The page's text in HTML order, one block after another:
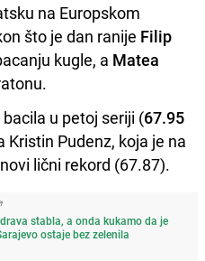
na Europskom
što je dan ranije Filip
kugle, a Matea
u petoj seriji (67.95
Pudenz, koja je na
lični rekord (67.87).
stabla, a onda kukamo da je
ostaje bez zelenila